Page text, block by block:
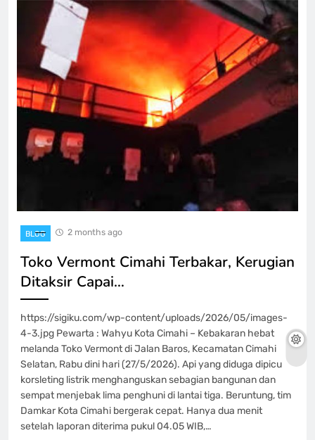
BLOG 2 months ago
Toko Vermont Cimahi Terbakar, Kerugian
Ditaksir Capai…
https://sigiku.com/wp-content/uploads/2026/05/images-
4-3.jpg Pewarta : Wahyu Kota Cimahi – Kebakaran hebat
melanda Toko Vermont di Jalan Baros, Kecamatan Cimahi
Selatan, Rabu dini hari (27/5/2026). Api yang diduga dipicu
korsleting listrik menghanguskan sebagian bangunan dan
sempat menjebak lima penghuni di lantai tiga. Beruntung, tim
Damkar Kota Cimahi bergerak cepat. Hanya dua menit
setelah laporan diterima pukul 04.05 WIB,…